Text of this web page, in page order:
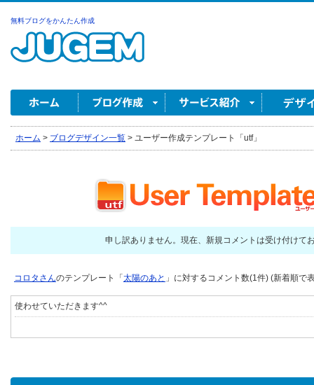
無料ブログをかんたん作成
ホーム > ブログデザイン一覧 > ユーザー作成テンプレート「utf」
申し訳ありません。現在、新規コメントは受け付けて
コロタさんのテンプレート「 太陽のあと 」に対するコメント数(1件) (新着順で
使わせていただきます^^